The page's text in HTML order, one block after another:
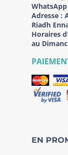
WhatsApp
Adresse :
Riadh
Horaires
au
EN